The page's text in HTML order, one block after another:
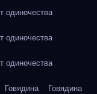
одиночества
одиночества
одиночества
Говядина Говядина